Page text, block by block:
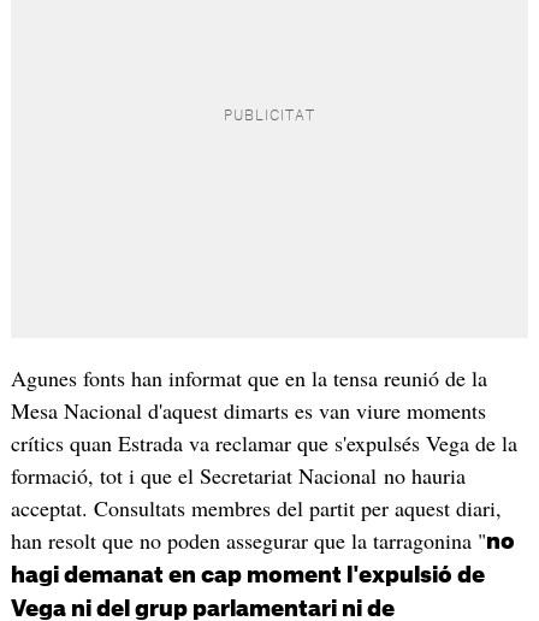
Agunes fonts han informat que en la tensa reunió de la
Mesa Nacional d'aquest dimarts es van viure moments
crítics quan Estrada va reclamar que s'expulsés Vega de la
formació, tot i que el Secretariat Nacional no hauria
acceptat. Consultats membres del partit per aquest diari,
han resolt que no poden assegurar que la tarragonina "no
hagi demanat en cap moment l'expulsió de
Vega ni del grup parlamentari ni de